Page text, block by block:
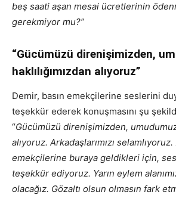
beş saati aşan mesai ücretlerinin
gerekmiyor mu?”
“Gücümüzü direnişimizden,
haklılığımızdan alıyoruz”
Demir, basın emekçilerine seslerini
teşekkür ederek konuşmasını şu
“Gücümüzü direnişimizden,
alıyoruz. Arkadaşlarımızı selamlıyoruz.
emekçilerine buraya geldikleri için,
teşekkür ediyoruz. Yarın eylem
olacağız. Gözaltı olsun olmasın fark